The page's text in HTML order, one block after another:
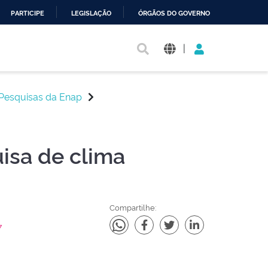
PARTICIPE LEGISLAÇÃO ÓRGÃOS DO GOVERNO
|
da Enap
de clima
Compartilhe: